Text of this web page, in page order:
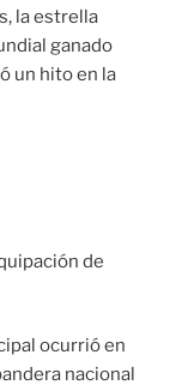
la estrella
ganado
un hito en la
de
ocurrió en
nacional